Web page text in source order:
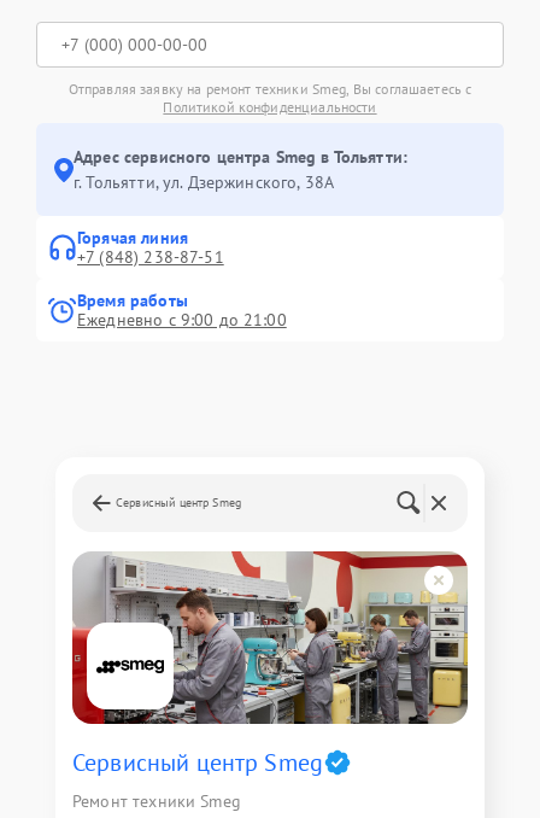
Отправляя заявку на ремонт техники Smeg, Вы соглашаетесь с
Политикой конфиденциальности
Адрес сервисного центра Smeg в Тольятти:
г. Тольятти, ул. Дзержинского, 38А
Горячая линия
+7 (848) 238-87-51
Время работы
Ежедневно с 9:00 до 21:00
Сервисный центр Smeg
Сервисный центр Smeg
Ремонт техники Smeg